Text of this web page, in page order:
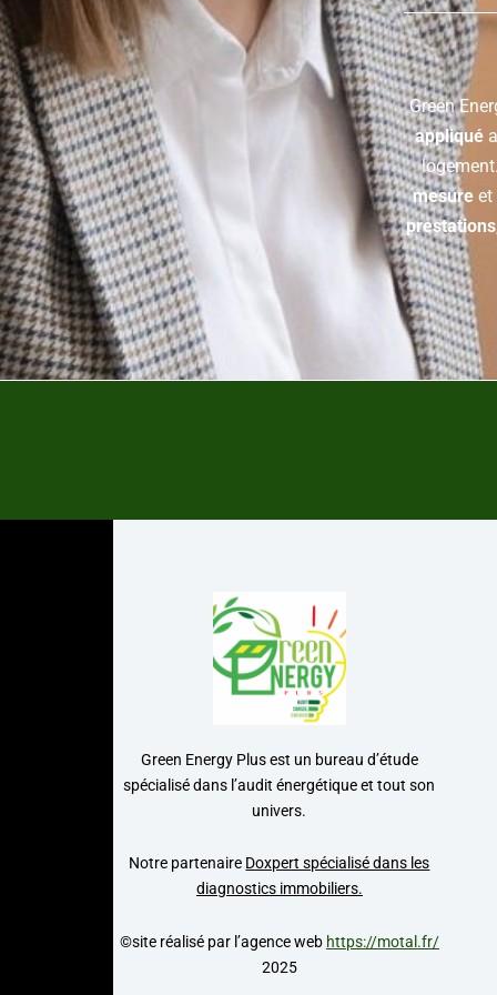
Green
appliqué
mesureet
prestations
Green Energy Plusest un bureau d’étude
spécialisé dans l’audit énergétique et tout son
univers.
Notre partenaire Doxpert spécialisé dans les
diagnostics immobiliers.
©site réalisé par l’agence web https://motal.fr/
2025